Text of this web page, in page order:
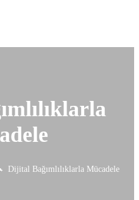
Dijital Bağımlılıklarla Mücadele